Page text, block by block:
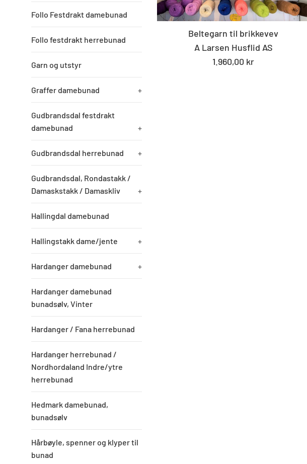
Follo Festdrakt damebunad
Follo festdrakt herrebunad
Garn og utstyr
Graffer damebunad +
Gudbrandsdal festdrakt
damebunad
+
Gudbrandsdal herrebunad +
Gudbrandsdal, Rondastakk /
Damaskstakk / Damaskliv
+
Hallingdal damebunad
Hallingstakk dame/jente +
Hardanger damebunad +
Hardanger damebunad
bunadsølv, Vinter
Hardanger / Fana herrebunad
Hardanger herrebunad /
Nordhordaland Indre/ytre
herrebunad
Hedmark damebunad,
bunadsølv
Hårbøyle, spenner og klyper til
bunad
Beltegarn til brikkevev
A Larsen Husflid AS
Standard
1.960,00 kr